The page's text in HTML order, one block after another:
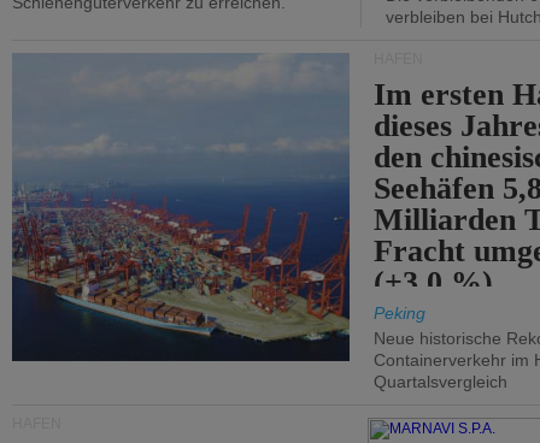
verbleiben bei
Im ersten
dieses
den
Seehäfen
Milliarden
Fracht
(+3,0 %).
Peking
Neue historische
Containerverkehr im
Quartalsvergleich